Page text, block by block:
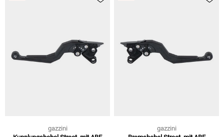
gazzini
gazzini